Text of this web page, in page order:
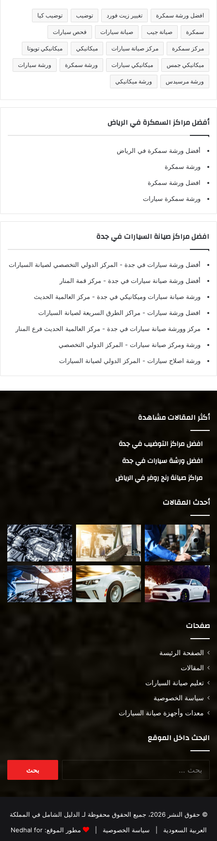
ف
ا
افضل ورشة سمكرة تغيير زيت فورد توضيب توضيب كيا
سمكرة صيانة جيب صيانة سيارات فحص سيارات
مركز سمكرة مركز صيانة سيارات ميكانيكي ميكانيكي تويوتا
ميكانيكي جمس ميكانيكي سيارات ورشة سمكرة ورشة سيارات
ورشة مرسيدس ورشة ميكانيكي
أفضل مراكز السمكرة في الرياض
أفضل ورشة سمكرة في الرياض
ورشة سمكرة
افضل ورشة سمكرة
ورشة سمكرة سيارات
افضل مراكز صيانة السيارات في جدة
أفضل ورشة سيارات في جدة - المركز الدولي التخصصي لصيانة السيارات
أفضل ورشة صيانة سيارات في جدة - مركز قمة المنار
ورشة صيانة سيارات وميكانيكي في جدة - مركز العالمية الحديث
افضل ورشة سيارات - مراكز الطرق السريعة لصيانة السيارات
مركز وورشة صيانة سيارات في جدة - مركز العالمية الحديث فرع المنار
ورشة ومركز صيانة سيارات - المركز الدولي التخصصي
ورشة اصلاح سيارات - المركز الدولي لصيانة السيارات
أكثر المقالات مشاهدة
افضل مراكز التوضيب في جدة
افضل ورشة سيارات في جدة
مراكز صيانة رنج روفر في الرياض
أحدث المقالات
صفحات
الصفحة الرئيسة
المقالات
تعليم صيانة السيارات
سياسة الخصوصية
معدات وأجهزة صيانة السيارات
البحث داخل الموقع
© حقوق النشر 2026، جميع الحقوق محفوظة لـ
الدليل الشامل في المملكة
العربية السعودية
سياسة الخصوصية | مطور الموقع:Nedhal for